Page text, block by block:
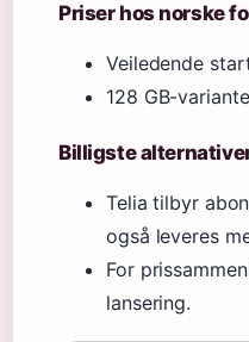
Priser hos norske
Veiledende
128 GB-
Billigste
Telia tilbyr
også leveres
For
lansering.